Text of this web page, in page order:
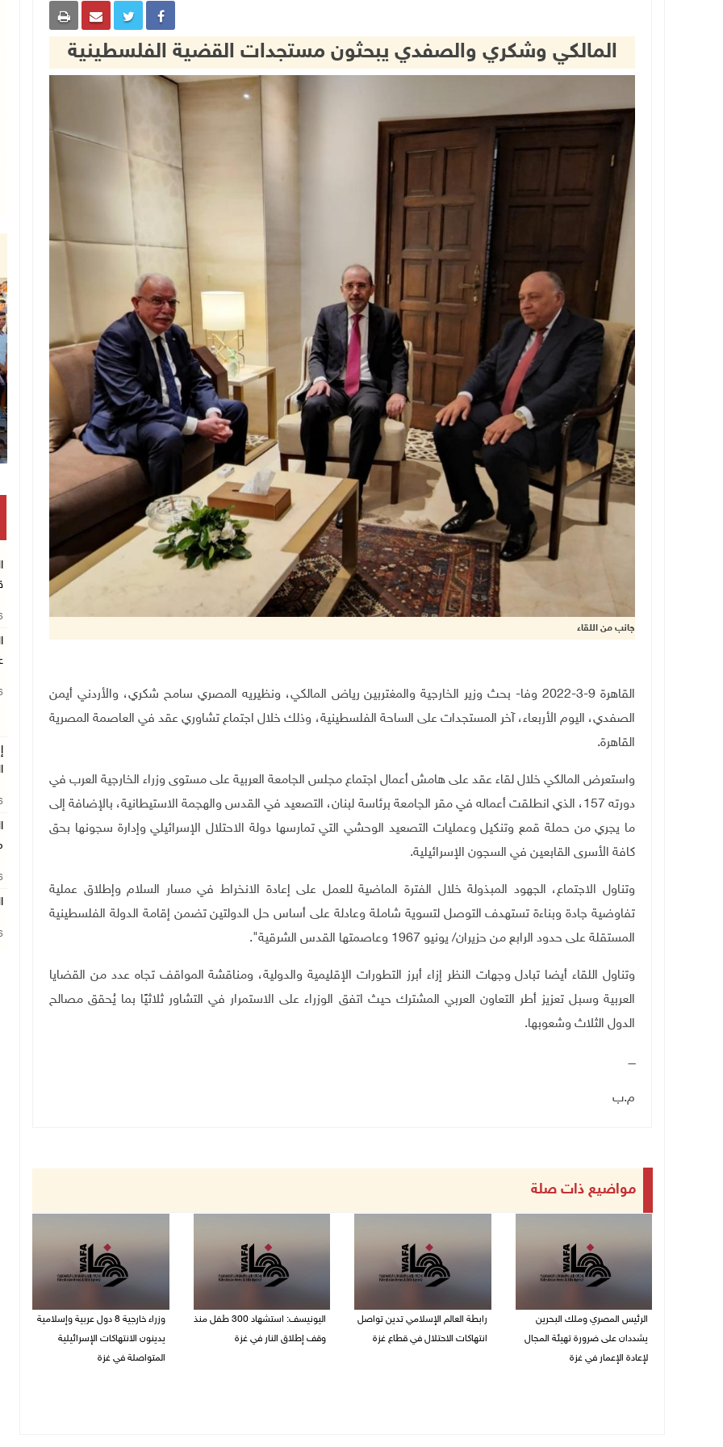
المالكي وشكري والصفدي يبحثون مستجدات القضية الفلسطينية
جانب من اللقاء
القاهرة 9-3-2022 وفا- بحث وزير الخارجية والمغتربين رياض المالكي، ونظيريه المصري سامح شكري، والأردني أيمن
الصفدي، اليوم الأربعاء، آخر المستجدات على الساحة الفلسطينية، وذلك خلال اجتماع تشاوري عقد في العاصمة المصرية
القاهرة.
واستعرض المالكي خلال لقاء عقد على هامش أعمال اجتماع مجلس الجامعة العربية على مستوى وزراء الخارجية العرب في
دورته 157، الذي انطلقت أعماله في مقر الجامعة برئاسة لبنان، التصعيد في القدس والهجمة الاستيطانية، بالإضافة إلى
ما يجري من حملة قمع وتنكيل وعمليات التصعيد الوحشي التي تمارسها دولة الاحتلال الإسرائيلي وإدارة سجونها بحق
كافة الأسرى القابعين في السجون الإسرائيلية.
وتناول الاجتماع، الجهود المبذولة خلال الفترة الماضية للعمل على إعادة الانخراط في مسار السلام وإطلاق عملية
تفاوضية جادة وبناءة تستهدف التوصل لتسوية شاملة وعادلة على أساس حل الدولتين تضمن إقامة الدولة الفلسطينية
المستقلة على حدود الرابع من حزيران/ يونيو 1967 وعاصمتها القدس الشرقية".
وتناول اللقاء أيضا تبادل وجهات النظر إزاء أبرز التطورات الإقليمية والدولية، ومناقشة المواقف تجاه عدد من القضايا
العربية وسبل تعزيز أطر التعاون العربي المشترك حيث اتفق الوزراء على الاستمرار في التشاور ثلاثيًا بما يُحقق مصالح
الدول الثلاث وشعوبها.
ــــ
م.ب
مواضيع ذات صلة
الرئيس المصري وملك البحرين
يشددان على ضرورة تهيئة المجال
لإعادة الإعمار في غزة
رابطة العالم الإسلامي تدين تواصل
انتهاكات الاحتلال في قطاع غزة
اليونيسف: استشهاد 300 طفل منذ
وقف إطلاق النار في غزة
وزراء خارجية 8 دول عربية وإسلامية
يدينون الانتهاكات الإسرائيلية
المتواصلة في غزة
انتشال رفات شهيد مجهول